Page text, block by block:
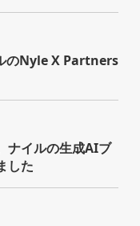
のNyle X Partners
ナイルの生成AIブ
した